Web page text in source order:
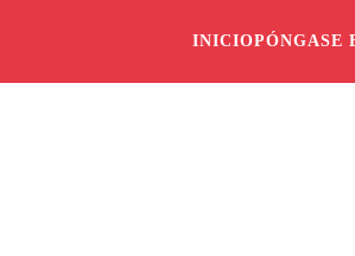
INICIOPÓNGASE